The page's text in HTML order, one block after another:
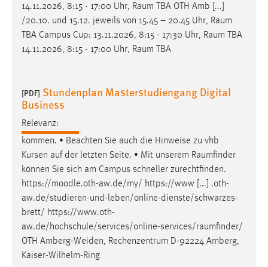
14.11.2026, 8:15 - 17:00 Uhr, Raum TBA OTH Amb [...]
/20.10. und 15.12. jeweils von 15.45 – 20.45 Uhr, Raum
TBA Campus Cup: 13.11.2026, 8:15 - 17:30 Uhr, Raum TBA
14.11.2026, 8:15 - 17:00 Uhr, Raum TBA
[PDF] Stundenplan Masterstudiengang Digital
Business
Relevanz:
kommen. • Beachten Sie auch die Hinweise zu vhb
Kursen auf der letzten Seite. • Mit unserem Raumfinder
können Sie sich am Campus schneller zurechtfinden.
https://moodle.oth-aw.de/my/ https://www [...] .oth-
aw.de/studieren-und-leben/online-dienste/schwarzes-
brett/ https://www.oth-
aw.de/hochschule/services/online-services/raumfinder/
OTH Amberg-Weiden, Rechenzentrum D-92224 Amberg,
Kaiser-Wilhelm-Ring
Name:
fe_user, be_user, be_lastLoginProvider
Zweck:
Dieser Cookie ist notwendig um sich an der Website
Cookie Laufzeit:
STATISTIK
Statistik Cookies erfassen Informationen anonym.
Diese Informationen helfen uns zu verstehen, wie
unsere Besucher unsere Website nutzen.
Matomo
Name:
_pk_ref, _pk_cvar, _pk_id, _pk_ses